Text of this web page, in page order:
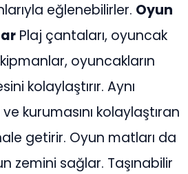
eğlenebilirler. Oyun
Plaj çantaları, oyuncak
oyuncakların
kolaylaştırır. Aynı
kurumasını kolaylaştıran
getirir. Oyun matları da
zemini sağlar. Taşınabilir